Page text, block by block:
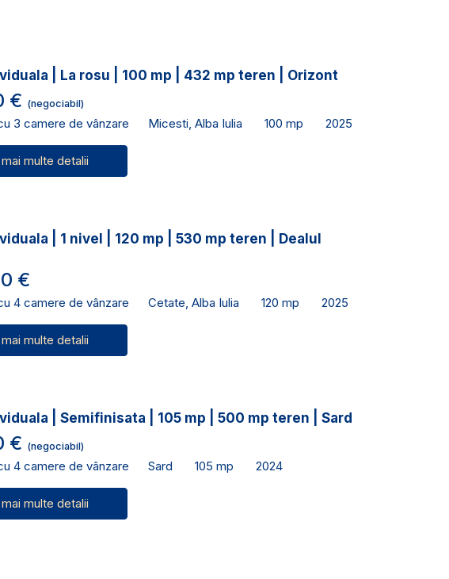
| La rosu | 100 mp | 432 mp teren | Orizont
€ (negociabil)
3 camere de vânzare Micesti, Alba Iulia 100 mp 2025
multe detalii
| 1 nivel | 120 mp | 530 mp teren | Dealul
€
4 camere de vânzare Cetate, Alba Iulia 120 mp 2025
multe detalii
| Semifinisata | 105 mp | 500 mp teren | Sard
€ (negociabil)
4 camere de vânzare Sard 105 mp 2024
multe detalii